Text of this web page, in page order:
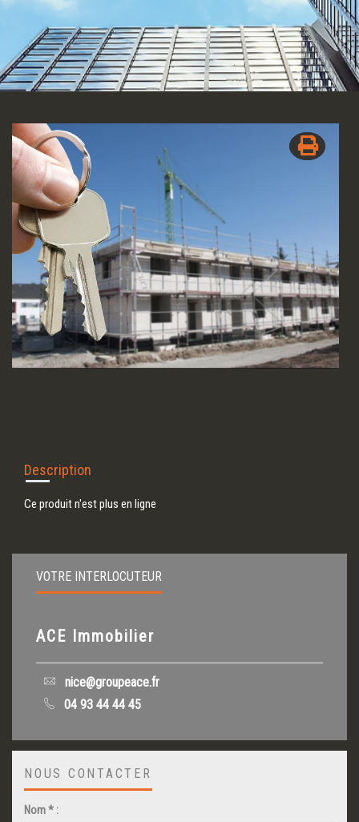
Description
Ce produit n'est plus en ligne
VOTRE INTERLOCUTEUR
ACE Immobilier
nice@groupeace.fr
04 93 44 44 45
NOUS CONTACTER
Nom * :